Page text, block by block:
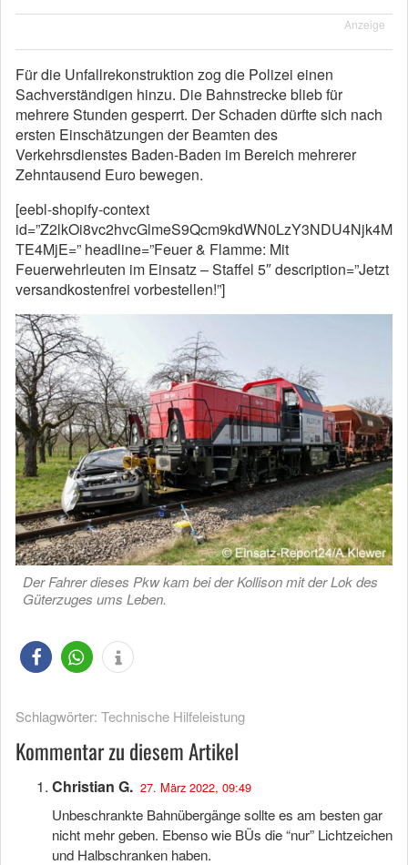
Anzeige
Für die Unfallrekonstruktion zog die Polizei einen
Sachverständigen hinzu. Die Bahnstrecke blieb für
mehrere Stunden gesperrt. Der Schaden dürfte sich nach
ersten Einschätzungen der Beamten des
Verkehrsdienstes Baden-Baden im Bereich mehrerer
Zehntausend Euro bewegen.
[eebl-shopify-context
id=”Z2lkOi8vc2hvcGlmeS9Qcm9kdWN0LzY3NDU4Njk4M
TE4MjE=” headline=”Feuer & Flamme: Mit
Feuerwehrleuten im Einsatz – Staffel 5″ description=”Jetzt
versandkostenfrei vorbestellen!”]
Der Fahrer dieses Pkw kam bei der Kollison mit der Lok des
Güterzuges ums Leben.
Schlagwörter: Technische Hilfeleistung
Kommentar zu diesem Artikel
Christian G. 27. März 2022, 09:49
Unbeschrankte Bahnübergänge sollte es am besten gar
nicht mehr geben. Ebenso wie BÜs die “nur” Lichtzeichen
und Halbschranken haben.